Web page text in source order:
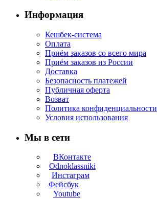
Информация
Кешбек-система
Оплата
Приём заказов со всего мира
Приём заказов из России
Доставка
Безопасность платежей
Публичная оферта
Возват
Политика конфиденциальности
Условия использования
Мы в сети
ВКонтакте
Odnoklassniki
Инстаграм
Фейсбук
Youtube